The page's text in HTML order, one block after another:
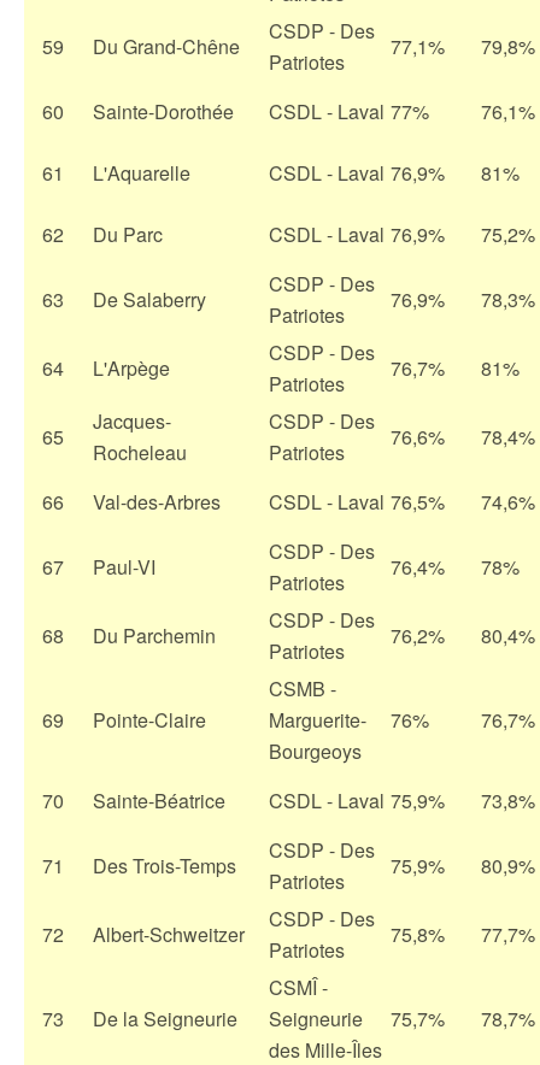
59 Du Grand-Chêne
CSDP - Des
Patriotes
77,1% 79,8%
60 Sainte-Dorothée CSDL - Laval 77% 76,1%
61 L'Aquarelle CSDL - Laval 76,9% 81%
62 Du Parc CSDL - Laval 76,9% 75,2%
63 De Salaberry
CSDP - Des
Patriotes
76,9% 78,3%
64 L'Arpège
CSDP - Des
Patriotes
76,7% 81%
65
Jacques-
Rocheleau
CSDP - Des
Patriotes
76,6% 78,4%
66 Val-des-Arbres CSDL - Laval 76,5% 74,6%
67 Paul-VI
CSDP - Des
Patriotes
76,4% 78%
68 Du Parchemin
CSDP - Des
Patriotes
76,2% 80,4%
69 Pointe-Claire
CSMB -
Marguerite-
Bourgeoys
76% 76,7%
70 Sainte-Béatrice CSDL - Laval 75,9% 73,8%
71 Des Trois-Temps
CSDP - Des
Patriotes
75,9% 80,9%
72 Albert-Schweitzer
CSDP - Des
Patriotes
75,8% 77,7%
73 De la Seigneurie
CSMÎ -
Seigneurie
des Mille-Îles
75,7% 78,7%